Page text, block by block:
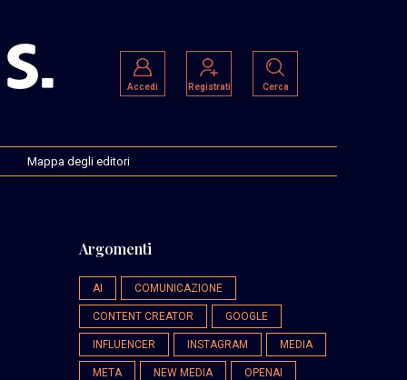
Accedi Registrati Cerca
Mappa degli editori
Argomenti
AI COMUNICAZIONE
CONTENT CREATOR GOOGLE
INFLUENCER INSTAGRAM MEDIA
META NEW MEDIA OPENAI